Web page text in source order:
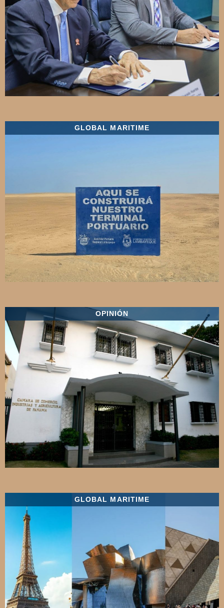
GLOBAL MARITIME
OPINIÓN
GLOBAL MARITIME